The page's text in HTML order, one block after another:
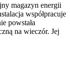
magazyn energii
współpracuje
powstała
na wieczór. Jej